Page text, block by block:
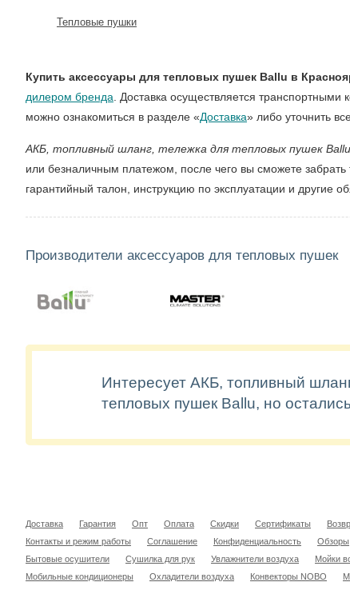
Тепловые пушки
Купить аксессуары для тепловых пушек Ballu в
дилером бренда . Доставка осуществляется
можно ознакомиться в разделе «Доставка» либо уточнить
АКБ, топливный шланг, тележка для тепловых пушек Ballu
или безналичным платежом, после чего вы сможете
гарантийный талон, инструкцию по эксплуатации и другие
Производители аксессуаров для тепловых пушек
Интересует АКБ, топливный
тепловых пушек Ballu, но
Доставка Гарантия Опт Оплата Скидки Сертификаты
Контакты и режим работы
Соглашение Конфиденциальность Обзоры
Бытовые осушители
Сушилка для рук Увлажнители воздуха Мойки
Мобильные кондиционеры
Охладители воздуха Конвекторы NOBO